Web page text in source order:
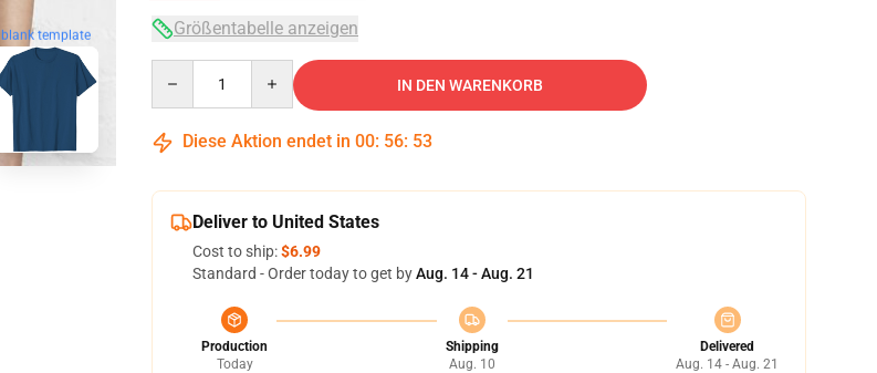
blank template Größentabelle anzeigen
IN DEN WARENKORB
Diese Aktion endet in 00: 56: 52
Deliver to United States
Cost to ship:$6.99
Standard - Order today to get byAug. 14 - Aug. 21
Production
Today
Shipping
Aug. 10
Delivered
Aug. 14 - Aug. 21